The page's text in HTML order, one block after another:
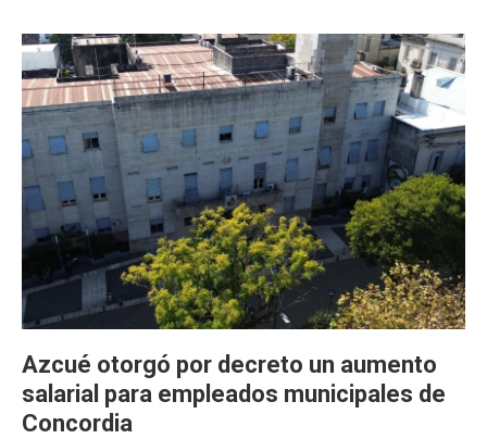
Azcué otorgó por decreto un aumento
salarial para empleados municipales de
Concordia